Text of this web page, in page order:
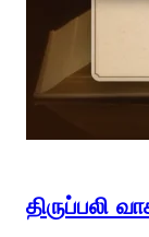
திருப்பலி